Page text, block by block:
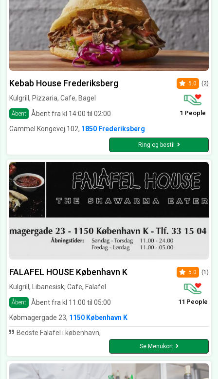
Kebab House Frederiksberg
Kulgrill, Pizzaria, Cafe, Bagel
Åbent Åbent fra kl 14:00 til 02:00
5.0 (2)
1 People
Gammel Kongevej 102, 1850 Frederiksberg
Ring og bestil
FALAFEL HOUSE København K
Kulgrill, Libanesisk, Cafe, Falafel
Åbent Åbent fra kl 11:00 til 05:00
5.0 (1)
11 People
Købmagergade 23, 1150 København K
Bedste Falafel i københavn,
Se Menukort